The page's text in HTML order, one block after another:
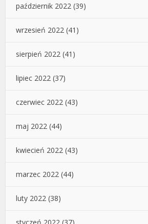
październik 2022 (39)
wrzesień 2022 (41)
sierpień 2022 (41)
lipiec 2022 (37)
czerwiec 2022 (43)
maj 2022 (44)
kwiecień 2022 (43)
marzec 2022 (44)
luty 2022 (38)